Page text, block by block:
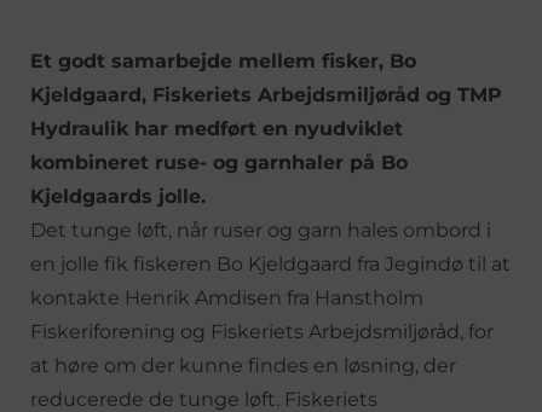
Et godt samarbejde mellem fisker, Bo
Kjeldgaard, Fiskeriets Arbejdsmiljøråd og TMP
Hydraulik har medført en nyudviklet
kombineret ruse- og garnhaler på Bo
Kjeldgaards jolle.
Det tunge løft, når ruser og garn hales ombord i
en jolle fik fiskeren Bo Kjeldgaard fra Jegindø til at
kontakte Henrik Amdisen fra Hanstholm
Fiskeriforening og Fiskeriets Arbejdsmiljøråd, for
at høre om der kunne findes en løsning, der
reducerede de tunge løft. Fiskeriets